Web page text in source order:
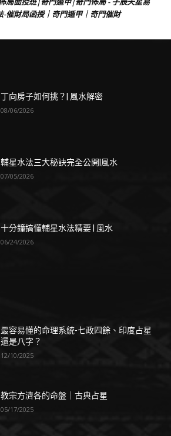
-催財局函授｜奇門遁甲｜奇門催財
丁向房子如何挑？| 風水解密
08/06/2026
輔星水法三大秘訣完全公開|風水
07/05/2026
十分鐘搞懂輔星水法精要 | 風水
06/24/2026
最容易懂的命理系統-七政四餘、印度占星
還是八字？
12/10/2025
教宗方濟各的命盤｜古典占星
05/17/2025